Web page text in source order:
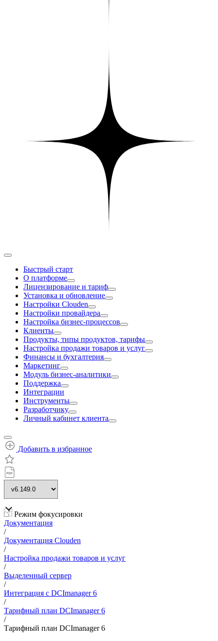
Быстрый старт
О платформе
Лицензирование и тариф
Установка и обновление
Настройки Clouden
Настройки провайдера
Настройка бизнес-процессов
Клиенты
Продукты, типы продуктов, тарифы
Настройка продажи товаров и услуг
Финансы и бухгалтерия
Маркетинг
Модуль бизнес-аналитики
Поддержка
Интеграции
Инструменты
Разработчику
Личный кабинет клиента
Добавить в избранное
Режим фокусировки
Документация
/
Документация Clouden
/
Настройка продажи товаров и услуг
/
Выделенный сервер
/
Интеграция с DCImanager 6
/
Тарифный план DCImanager 6
/
Тарифный план DCImanager 6